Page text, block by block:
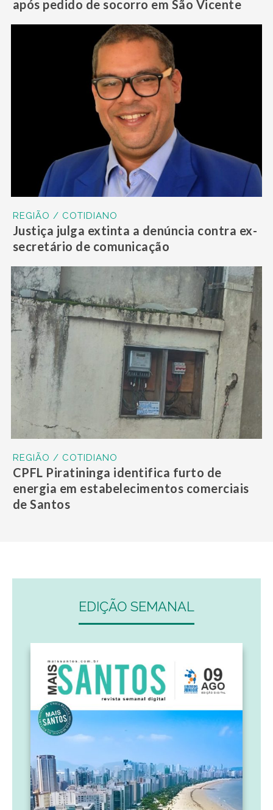
após pedido de socorro em São Vicente
REGIÃO / COTIDIANO
Justiça julga extinta a denúncia contra ex-
secretário de comunicação
REGIÃO / COTIDIANO
CPFL Piratininga identifica furto de
energia em estabelecimentos comerciais
de Santos
EDIÇÃO SEMANAL